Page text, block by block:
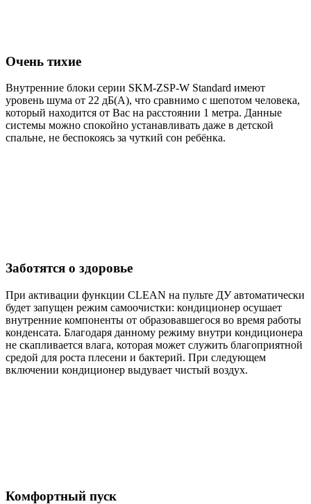
Очень тихие
Внутренние блоки серии SKM-ZSP-W Standard имеют
уровень шума от 22 дБ(А), что сравнимо с шепотом человека,
который находится от Вас на расстоянии 1 метра. Данные
системы можно спокойно устанавливать даже в детской
спальне, не беспокоясь за чуткий сон ребёнка.
Заботятся о здоровье
При активации функции CLEAN на пульте ДУ автоматически
будет запущен режим самоочистки: кондиционер осушает
внутренние компоненты от образовавшегося во время работы
конденсата. Благодаря данному режиму внутри кондиционера
не скапливается влага, которая может служить благоприятной
средой для роста плесени и бактерий. При следующем
включении кондиционер выдувает чистый воздух.
Комфортный пуск